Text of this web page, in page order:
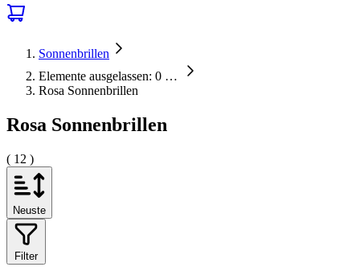
Sonnenbrillen
Elemente ausgelassen: 0 …
Rosa Sonnenbrillen
Rosa Sonnenbrillen
( 12 )
Neuste
Filter